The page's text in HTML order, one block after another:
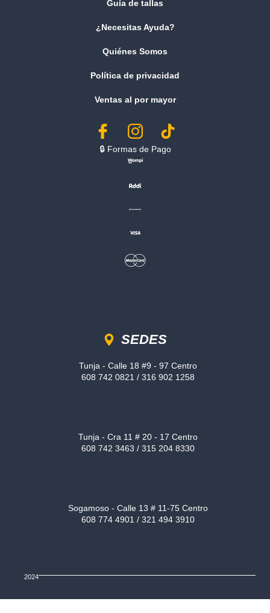
Guía de tallas
¿Necesitas Ayuda?
Quiénes Somos
Política de privacidad
Ventas al por mayor
🔒︎ Formas de Pago
SEDES
Tunja - Calle 18 #9 - 97 Centro
608 742 0821 / 316 902 1258
Tunja - Cra 11 # 20 - 17 Centro
608 742 3463 / 315 204 8330
Sogamoso - Calle 13 # 11-75 Centro
608 774 4901 / 321 494 3910
2024